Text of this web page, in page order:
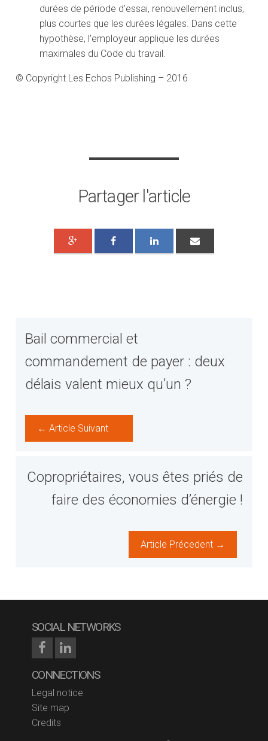
durées de période d’essai, renouvellement inclus,
plus courtes que les durées légales. Dans cette
hypothèse, l’employeur applique les durées
maximales du Code du travail.
© Copyright Les Echos Publishing – 2016
Partager l'article
Bail commercial et
commandement de payer : deux
délais valent mieux qu’un ?
← Article Suivant
Copropriétaires, vous êtes priés de
faire des économies d’énergie !
Article Précedent →
SOCIAL NETWORKS
CONNECTIONS
Legal notice
Site map
Credits